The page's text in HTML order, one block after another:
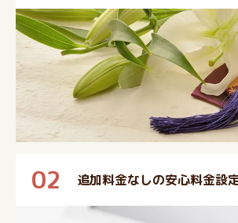
02 追加料金なしの安心料金設